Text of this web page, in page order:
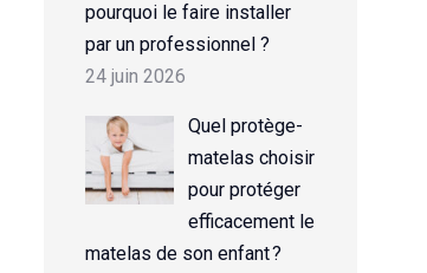
pourquoi le faire installer
par un professionnel ?
24 juin 2026
Quel protège-
matelas choisir
pour protéger
efficacement le
matelas de son enfant ?